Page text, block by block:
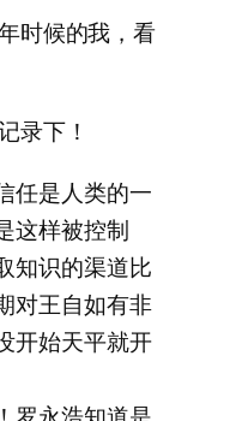
时候的我，看
录下！
任是人类的一
这样被控制
知识的渠道比
对王自如有非
开始天平就开